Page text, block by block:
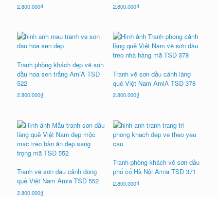
2.800.000₫ 2.800.000₫
Tranh phòng khách đẹp vẽ sơn
dầu hoa sen trắng AmiA TSD
522
2.800.000₫
Tranh vẽ sơn dầu cảnh làng
quê Việt Nam AmiA TSD 378
2.800.000₫
Tranh vẽ sơn dầu cảnh đồng
quê Việt Nam Amia TSD 552
2.800.000₫
Tranh phòng khách vẽ sơn dầu
phố cổ Hà Nội Amia TSD 371
2.800.000₫